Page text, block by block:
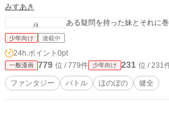
みすあき
ある疑問を持った妹とそれに
少年向け 連載中
24h.ポイント 0pt
一般漫画 779 位 / 779件 少年向け 231 位 / 231
ファンタジー バトル ほのぼの 健全